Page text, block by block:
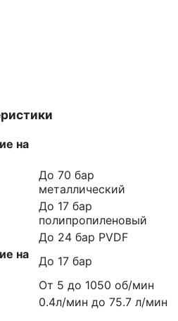
на
До 70 бар
металлический
До 17 бар
полипропиленовый
До 24 бар PVDF
на
До 17 бар
От 5 до 1050 об/мин
0.4л/мин до 75.7 л/мин